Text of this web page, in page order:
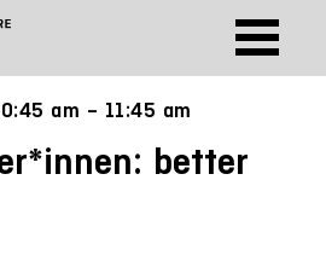
am – 11:45 am
better